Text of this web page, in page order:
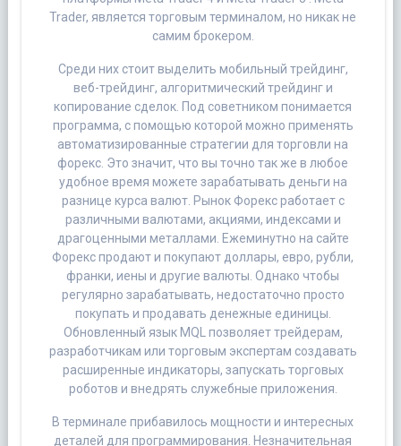
Trader, является торговым терминалом, но никак не
самим брокером.
Среди них стоит выделить мобильный трейдинг,
веб-трейдинг, алгоритмический трейдинг и
копирование сделок. Под советником понимается
программа, с помощью которой можно применять
автоматизированные стратегии для торговли на
форекс. Это значит, что вы точно так же в любое
удобное время можете зарабатывать деньги на
разнице курса валют. Рынок Форекс работает с
различными валютами, акциями, индексами и
драгоценными металлами. Ежеминутно на сайте
Форекс продают и покупают доллары, евро, рубли,
франки, иены и другие валюты. Однако чтобы
регулярно зарабатывать, недостаточно просто
покупать и продавать денежные единицы.
Обновленный язык MQL позволяет трейдерам,
разработчикам или торговым экспертам создавать
расширенные индикаторы, запускать торговых
роботов и внедрять служебные приложения.
В терминале прибавилось мощности и интересных
деталей для программирования. Незначительная